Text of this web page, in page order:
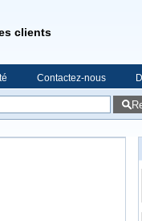
clients
Contactez-nous